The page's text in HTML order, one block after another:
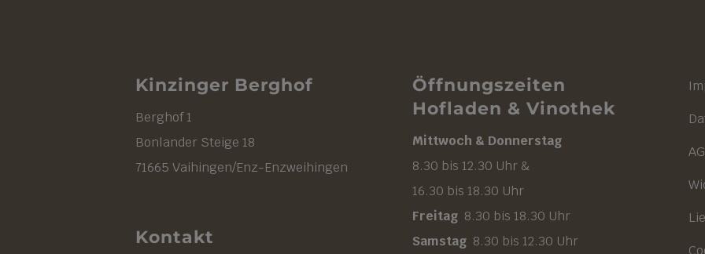
Kinzinger Berghof
Berghof 1
Bonlander Steige 18
71665 Vaihingen/Enz-Enzweihingen
Kontakt
Öffnungszeiten
Hofladen & Vinothek
Mittwoch & Donnerstag
8.30 bis 12.30 Uhr &
16.30 bis 18.30 Uhr
Freitag8.30 bis 18.30 Uhr
Samstag8.30 bis 12.30 Uhr